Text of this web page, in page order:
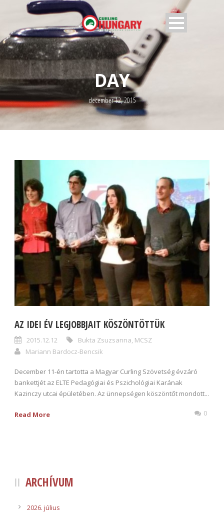
DAY
december 12, 2015
AZ IDEI ÉV LEGJOBBJAIT KÖSZÖNTÖTTÜK
2015.12.12 Bukta Zsuzsanna, MCSZ
Mariann Bardocz-Bencsik
December 11-én tartotta a Magyar Curling Szövetség évzáró
bankettjét az ELTE Pedagógiai és Pszichológiai Karának
Kazinczy utcai épületében. Az ünnepségen köszöntőt mondott...
Read More 0
ARCHÍVUM
2026. július